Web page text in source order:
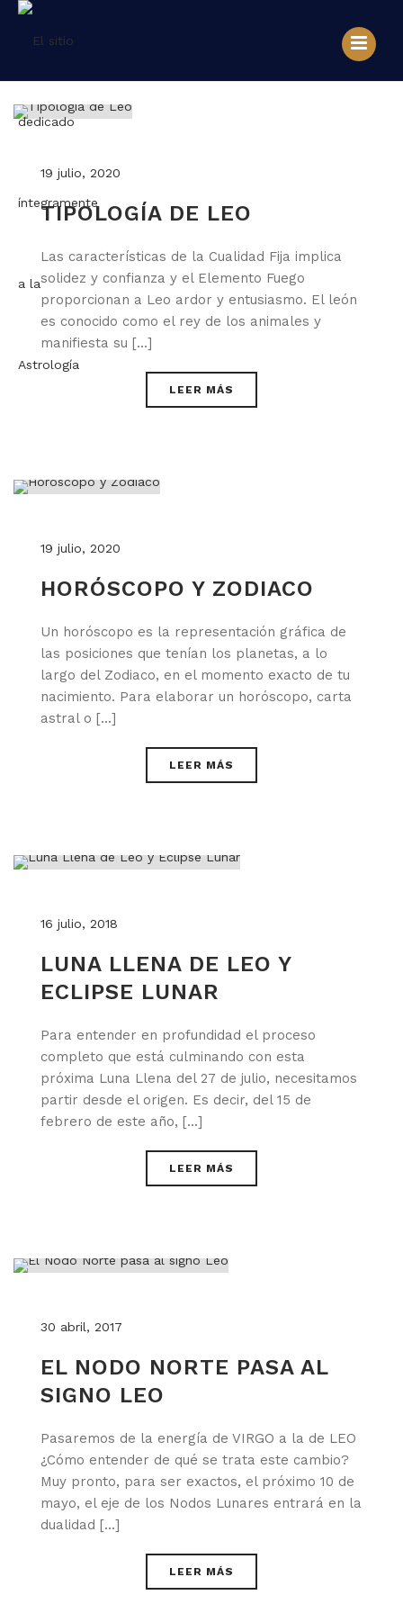
19 julio, 2020
TIPOLOGÍA DE LEO
Las características de la Cualidad Fija implica
solidez y confianza y el Elemento Fuego
proporcionan a Leo ardor y entusiasmo. El león
es conocido como el rey de los animales y
manifiesta su [...]
LEER MÁS
19 julio, 2020
HORÓSCOPO Y ZODIACO
Un horóscopo es la representación gráfica de
las posiciones que tenían los planetas, a lo
largo del Zodiaco, en el momento exacto de tu
nacimiento. Para elaborar un horóscopo, carta
astral o [...]
LEER MÁS
16 julio, 2018
LUNA LLENA DE LEO Y
ECLIPSE LUNAR
Para entender en profundidad el proceso
completo que está culminando con esta
próxima Luna Llena del 27 de julio, necesitamos
partir desde el origen. Es decir, del 15 de
febrero de este año, [...]
LEER MÁS
30 abril, 2017
EL NODO NORTE PASA AL
SIGNO LEO
Pasaremos de la energía de VIRGO a la de LEO
¿Cómo entender de qué se trata este cambio?
Muy pronto, para ser exactos, el próximo 10 de
mayo, el eje de los Nodos Lunares entrará en la
dualidad [...]
LEER MÁS